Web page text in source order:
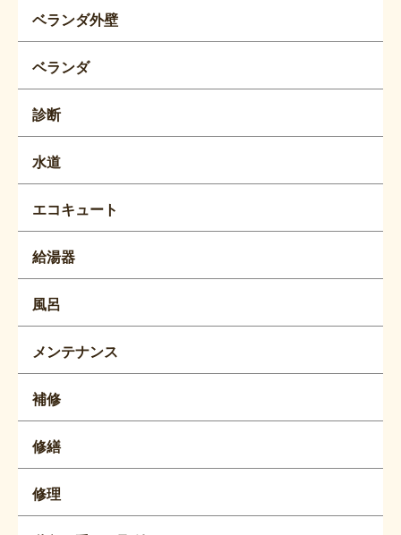
ベランダ外壁
ベランダ
診断
水道
エコキュート
給湯器
風呂
メンテナンス
補修
修繕
修理